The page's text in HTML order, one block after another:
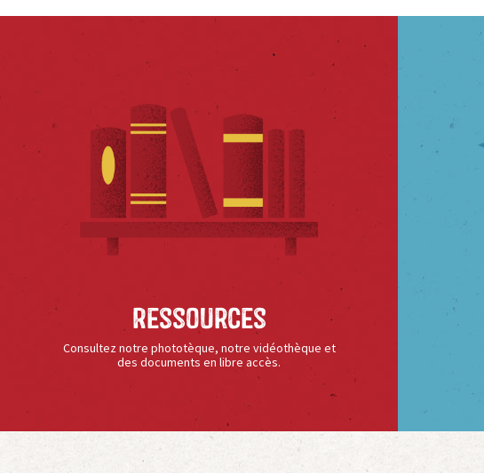
Ressources
Consultez notre phototèque, notre vidéothèque et
des documents en libre accès.